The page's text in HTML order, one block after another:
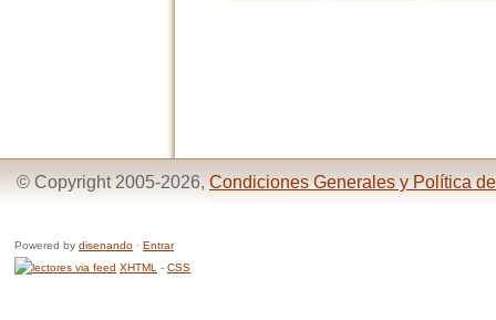
© Copyright 2005-2026, Condiciones Generales y Política
Powered by disenando · Entrar
XHTML
- CSS